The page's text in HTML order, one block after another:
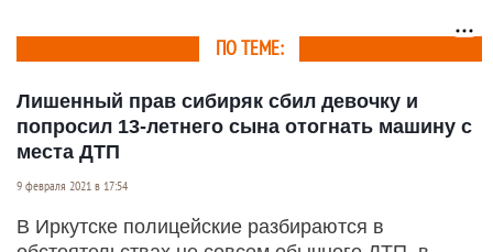
ПО ТЕМЕ:
Лишенный прав сибиряк сбил девочку и
попросил 13-летнего сына отогнать машину с
места ДТП
9 февраля 2021 в 17:54
В Иркутске полицейские разбираются в